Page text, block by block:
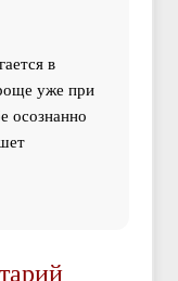
в
уже при
осознанно